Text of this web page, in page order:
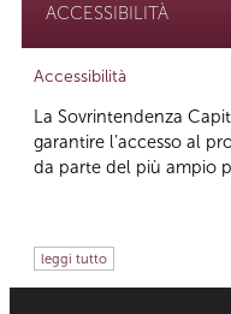
ACCESSIBILITÀ
Accessibilità
La Sovrintendenza
garantire l’accesso al
da parte del più ampio
leggi tutto